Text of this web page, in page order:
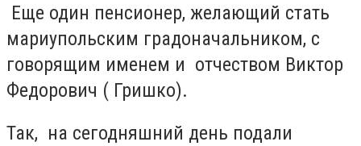
Еще один пенсионер, желающий стать
мариупольским градоначальником, с
говорящим именем и отчеством Виктор
Федорович ( Гришко).
Так, на сегодняшний день подали